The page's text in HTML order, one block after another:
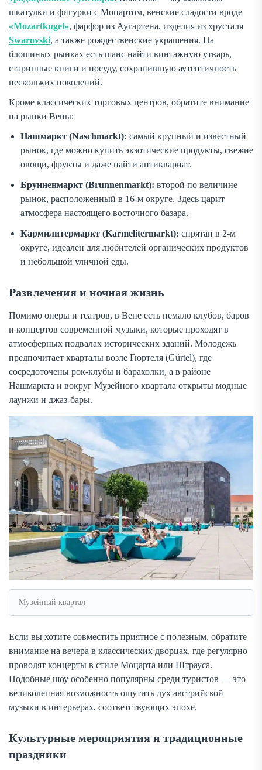
шкатулки и фигурки с Моцартом, венские сладости вроде
«Mozartkugel», фарфор из Аугартена, изделия из хрусталя
Swarovski, а также рождественские украшения. На
блошиных рынках есть шанс найти винтажную утварь,
старинные книги и посуду, сохранившую аутентичность
нескольких поколений.
Кроме классических торговых центров, обратите внимание
на рынки Вены:
Нашмаркт (Naschmarkt): самый крупный и известный
рынок, где можно купить экзотические продукты, свежие
овощи, фрукты и даже найти антиквариат.
Брунненмаркт (Brunnenmarkt): второй по величине
рынок, расположенный в 16-м округе. Здесь царит
атмосфера настоящего восточного базара.
Кармилитермаркт (Karmelitermarkt): спрятан в 2-м
округе, идеален для любителей органических продуктов
и небольшой уличной еды.
Развлечения и ночная жизнь
Помимо оперы и театров, в Вене есть немало клубов, баров
и концертов современной музыки, которые проходят в
атмосферных подвалах исторических зданий. Молодежь
предпочитает кварталы возле Гюртеля (Gürtel), где
сосредоточены рок-клубы и барахолки, а в районе
Нашмаркта и вокруг Музейного квартала открыты модные
лаунжи и джаз-бары.
Музейный квартал
Если вы хотите совместить приятное с полезным, обратите
внимание на вечера в классических дворцах, где регулярно
проводят концерты в стиле Моцарта или Штрауса.
Подобные шоу особенно популярны среди туристов — это
великолепная возможность ощутить дух австрийской
музыки в интерьерах, соответствующих эпохе.
Культурные мероприятия и традиционные
праздники